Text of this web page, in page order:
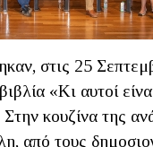
στις 25
«Κι αυτοί
κουζίνα της
από τους